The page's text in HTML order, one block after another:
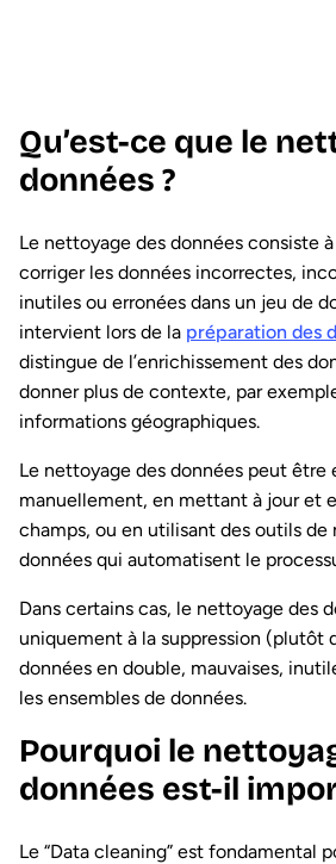
Qu’est-ce que le
données ?
Le nettoyage des données consiste
corriger les données incorrectes,
inutiles ou erronées dans un jeu de
intervient lors de la préparation des
distingue de l’enrichissement des
donner plus de contexte, par
informations géographiques.
Le nettoyage des données peut
manuellement, en mettant à jour et
champs, ou en utilisant des outils de
données qui automatisent le
Dans certains cas, le nettoyage des
uniquement à la suppression (plutôt
données en double, mauvaises,
les ensembles de données.
Pourquoi le
données est-il
Le “Data cleaning” est fondamental